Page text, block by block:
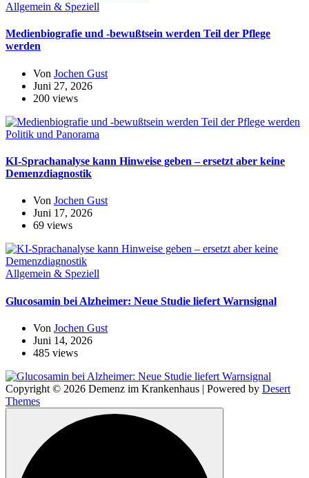
Allgemein & Speziell
Medienbiografie und -bewußtsein werden Teil der Pflege
werden
Von Jochen Gust
Juni 27, 2026
200 views
Politik und Panorama
KI-Sprachanalyse kann Hinweise geben – ersetzt aber keine
Demenzdiagnostik
Von Jochen Gust
Juni 17, 2026
69 views
Allgemein & Speziell
Glucosamin bei Alzheimer: Neue Studie liefert Warnsignal
Von Jochen Gust
Juni 14, 2026
485 views
Copyright © 2026 Demenz im Krankenhaus | Powered by Desert
Themes